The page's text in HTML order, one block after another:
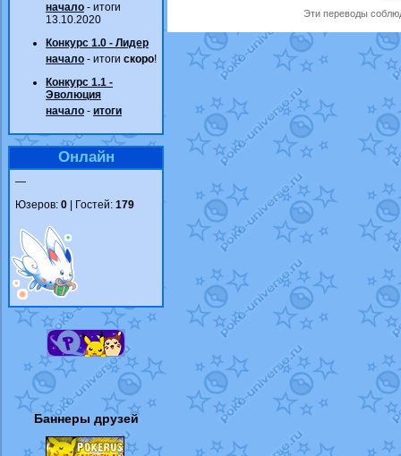
начало - итоги
13.10.2020
Конкурс 1.0 - Лидер
начало - итоги скоро!
Конкурс 1.1 -
Эволюция
начало - итоги
Онлайн
—
Юзеров: 0 | Гостей: 179
Баннеры друзей
Эти переводы